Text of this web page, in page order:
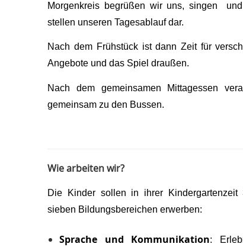
Morgenkreis begrüßen wir uns, singen
stellen unseren Tagesablauf dar.
Nach dem Frühstück ist dann Zeit für
Angebote und das Spiel draußen.
Nach dem gemeinsamen Mittagessen
gemeinsam zu den Bussen.
Wie arbeiten wir?
Die Kinder sollen in ihrer Kindergartenzeit
sieben Bildungsbereichen erwerben:
Sprache und Kommunikation: